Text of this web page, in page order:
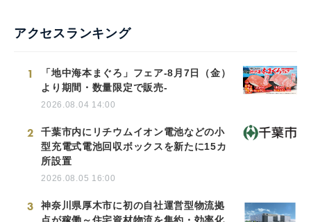
アクセスランキング
1
「地中海本まぐろ」フェア-8月7日（金）
より期間・数量限定で販売-
2026.08.04 14:00
2
千葉市内にリチウムイオン電池などの小
型充電式電池回収ボックスを新たに15カ
所設置
2026.08.05 16:00
3
神奈川県厚木市に初の自社運営型物流拠